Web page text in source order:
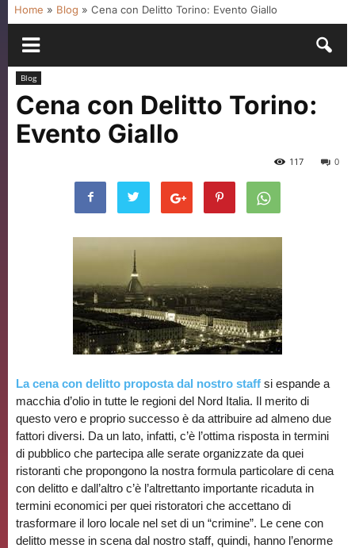
Home » Blog » Cena con Delitto Torino: Evento Giallo
Blog
Cena con Delitto Torino:
Evento Giallo
0
117
La cena con delitto proposta dal nostro staff si espande a
macchia d’olio in tutte le regioni del Nord Italia. Il merito di
questo vero e proprio successo è da attribuire ad almeno due
fattori diversi. Da un lato, infatti, c’è l’ottima risposta in termini
di pubblico che partecipa alle serate organizzate da quei
ristoranti che propongono la nostra formula particolare di cena
con delitto e dall’altro c’è l’altrettanto importante ricaduta in
termini economici per quei ristoratori che accettano di
trasformare il loro locale nel set di un “crimine”. Le cene con
delitto messe in scena dal nostro staff, quindi, hanno l’enorme